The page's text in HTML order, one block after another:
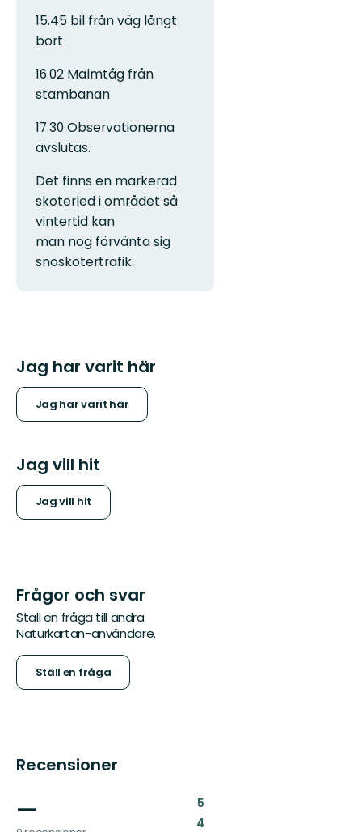
15.45 bil från väg långt
bort
16.02 Malmtåg från
stambanan
17.30 Observationerna
avslutas.
Det finns en markerad
skoterled i området så
vintertid kan
man nog förvänta sig
snöskotertrafik.
Jag har varit här
Jag har varit här
Jag vill hit
Jag vill hit
Frågor och svar
Ställ en fråga till andra
Naturkartan-användare.
Ställ en fråga
Recensioner
— 5:
4: